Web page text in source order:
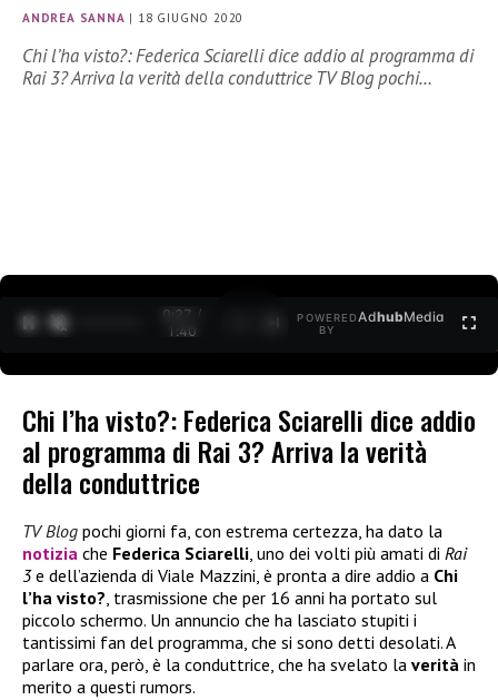
ANDREA SANNA | 18 GIUGNO 2020
Chi l’ha visto?: Federica Sciarelli dice addio al programma di
Rai 3? Arriva la verità della conduttrice TV Blog pochi…
0:27 /
1:40
POWERED
BY
AdhubMedia
Chi l’ha visto?: Federica Sciarelli dice addio
al programma di Rai 3? Arriva la verità
della conduttrice
TV Blog pochi giorni fa, con estrema certezza, ha dato la
notizia che Federica Sciarelli, uno dei volti più amati di Rai
3e dell’azienda di Viale Mazzini, è pronta a dire addio a Chi
l’ha visto?, trasmissione che per 16 anni ha portato sul
piccolo schermo. Un annuncio che ha lasciato stupiti i
tantissimi fan del programma, che si sono detti desolati. A
parlare ora, però, è la conduttrice, che ha svelato la verità in
merito a questi rumors.